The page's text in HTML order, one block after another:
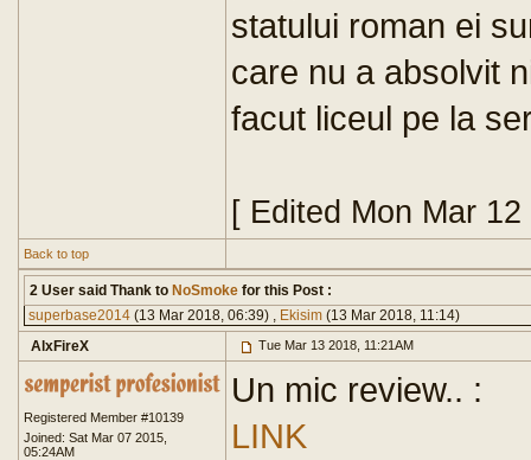
statului roman ei
care nu a absolvit
facut liceul pe la
[ Edited Mon Mar
Back to top
2 User said Thank to NoSmoke for this Post :
superbase2014 (13 Mar 2018, 06:39) , Ekisim (13 Mar 2018, 11:14)
AlxFireX
Tue Mar 13 2018, 11:21AM
Registered Member #10139
Joined: Sat Mar 07 2015,
05:24AM
Un mic review.. :
LINK